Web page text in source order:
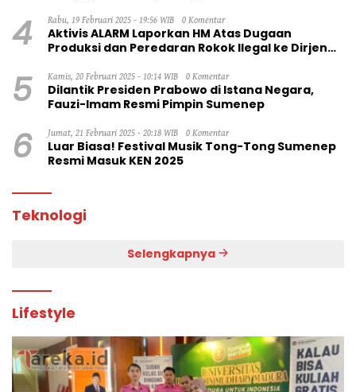
4 Rabu, 19 Februari 2025 - 19:56 WIB 0 Komentar
Aktivis ALARM Laporkan HM Atas Dugaan
Produksi dan Peredaran Rokok Ilegal ke Dirjen
5 Kamis, 20 Februari 2025 - 10:14 WIB 0 Komentar
Dilantik Presiden Prabowo di Istana Negara,
Fauzi-Imam Resmi Pimpin Sumenep
6 Jumat, 21 Februari 2025 - 20:18 WIB 0 Komentar
Luar Biasa! Festival Musik Tong-Tong Sumenep
Resmi Masuk KEN 2025
Teknologi
Selengkapnya
Lifestyle